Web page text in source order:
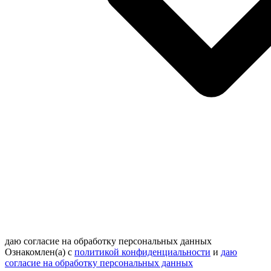
даю согласие на обработку персональных данных
Ознакомлен(а) с политикой конфиденциальности и даю
согласие на обработку персональных данных